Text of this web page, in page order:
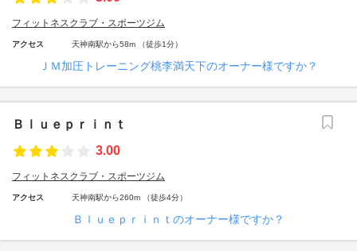
フィットネスクラブ・スポーツジム
アクセス 天神南駅から58m （徒歩1分）
ＪＭ加圧トレーニング桃李満天下のオーナー様ですか？
Ｂｌｕｅｐｒｉｎｔ
3.00
フィットネスクラブ・スポーツジム
アクセス 天神南駅から260m （徒歩4分）
Ｂｌｕｅｐｒｉｎｔのオーナー様ですか？